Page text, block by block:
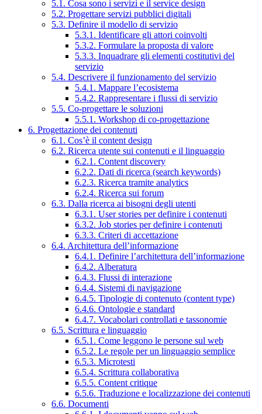
5.1. Cosa sono i servizi e il service design
5.2. Progettare servizi pubblici digitali
5.3. Definire il modello di servizio
5.3.1. Identificare gli attori coinvolti
5.3.2. Formulare la proposta di valore
5.3.3. Inquadrare gli elementi costitutivi del
servizio
5.4. Descrivere il funzionamento del servizio
5.4.1. Mappare l’ecosistema
5.4.2. Rappresentare i flussi di servizio
5.5. Co-progettare le soluzioni
5.5.1. Workshop di co-progettazione
6. Progettazione dei contenuti
6.1. Cos’è il content design
6.2. Ricerca utente sui contenuti e il linguaggio
6.2.1. Content discovery
6.2.2. Dati di ricerca (search keywords)
6.2.3. Ricerca tramite analytics
6.2.4. Ricerca sui forum
6.3. Dalla ricerca ai bisogni degli utenti
6.3.1. User stories per definire i contenuti
6.3.2. Job stories per definire i contenuti
6.3.3. Criteri di accettazione
6.4. Architettura dell’informazione
6.4.1. Definire l’architettura dell’informazione
6.4.2. Alberatura
6.4.3. Flussi di interazione
6.4.4. Sistemi di navigazione
6.4.5. Tipologie di contenuto (content type)
6.4.6. Ontologie e standard
6.4.7. Vocabolari controllati e tassonomie
6.5. Scrittura e linguaggio
6.5.1. Come leggono le persone sul web
6.5.2. Le regole per un linguaggio semplice
6.5.3. Microtesti
6.5.4. Scrittura collaborativa
6.5.5. Content critique
6.5.6. Traduzione e localizzazione dei contenuti
6.6. Documenti